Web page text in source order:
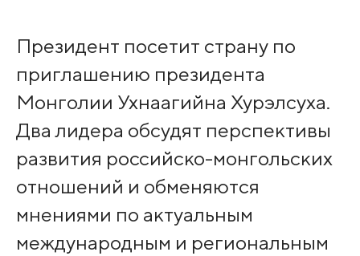
Президент посетит страну по
приглашению президента
Монголии Ухнаагийна Хурэлсуха.
Два лидера обсудят перспективы
развития российско-монгольских
отношений и обменяются
мнениями по актуальным
международным и региональным